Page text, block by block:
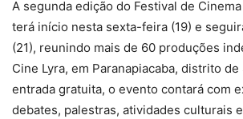
A segunda edição do Festival de
terá início nesta sexta-feira (19) e
(21), reunindo mais de 60 produções
Cine Lyra, em Paranapiacaba, distrito
entrada gratuita, o evento contará com
debates, palestras, atividades culturais